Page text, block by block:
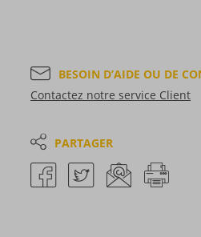
BESOIN D’AIDE OU DE
Contactez notre service Client
PARTAGER